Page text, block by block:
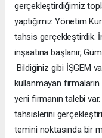
gerçekleştirdiğimiz
yaptığımız Yönetim
tahsis gerçekleştirdik.
inşaatına başlanır,
Bildiğiniz gibi İŞGEM
kullanmayan
yeni firmanın talebi
tahsislerini
temini noktasında bir